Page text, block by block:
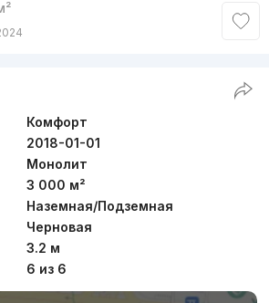
Комфорт
2018-01-01
Монолит
3 000 м²
Наземная/Подземная
Черновая
3.2 м
6 из 6